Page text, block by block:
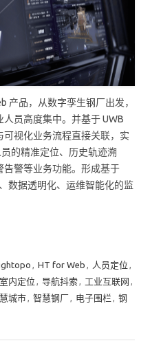
产品，从数字孪生钢厂出发，
员高度集中。并基于 UWB
视化业务流程直接关联，实
的精准定位、历史轨迹溯
警等业务功能。形成基于
数据透明化、运维智能化的监
, HT for Web , 人员定位 ,
室内定位 , 导航抖索, 工业互联网 ,
城市, 智慧钢厂, 电子围栏 , 钢